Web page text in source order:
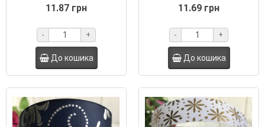
11.87 грн
- +
До кошика
11.69 грн
- +
До кошика